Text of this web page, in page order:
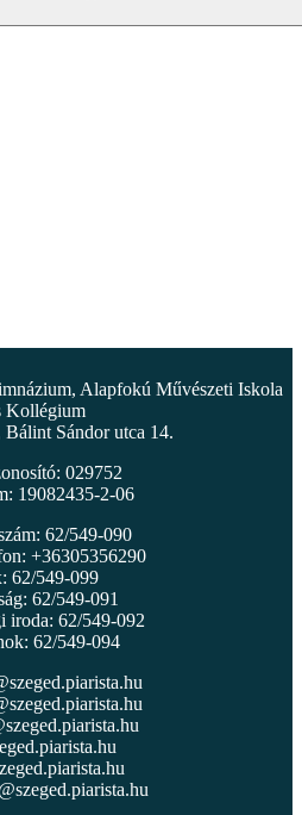
Alapfokú Művészeti Iskola
Kollégium
Bálint Sándor utca 14.
029752
19082435-2-06
62/549-090
+36305356290
62/549-099
62/549-091
iroda: 62/549-092
62/549-094